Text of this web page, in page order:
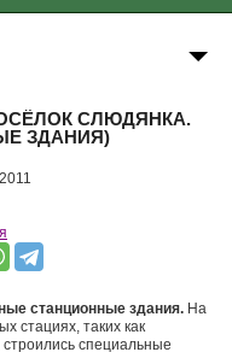
СЛЮДЯНКА.
ЗДАНИЯ)
станционные здания. На
стациях, таких как
специальные